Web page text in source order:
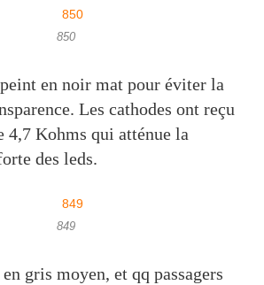
850
en noir mat pour éviter la
Les cathodes ont reçu
4,7 Kohms qui atténue la
des leds.
849
gris moyen, et qq passagers